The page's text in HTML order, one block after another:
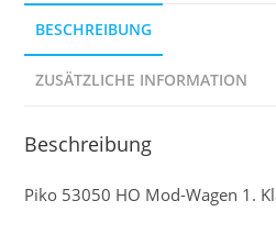
BESCHREIBUNG
ZUSÄTZLICHE INFORMATION
Beschreibung
Piko 53050 HO Mod-Wagen 1.